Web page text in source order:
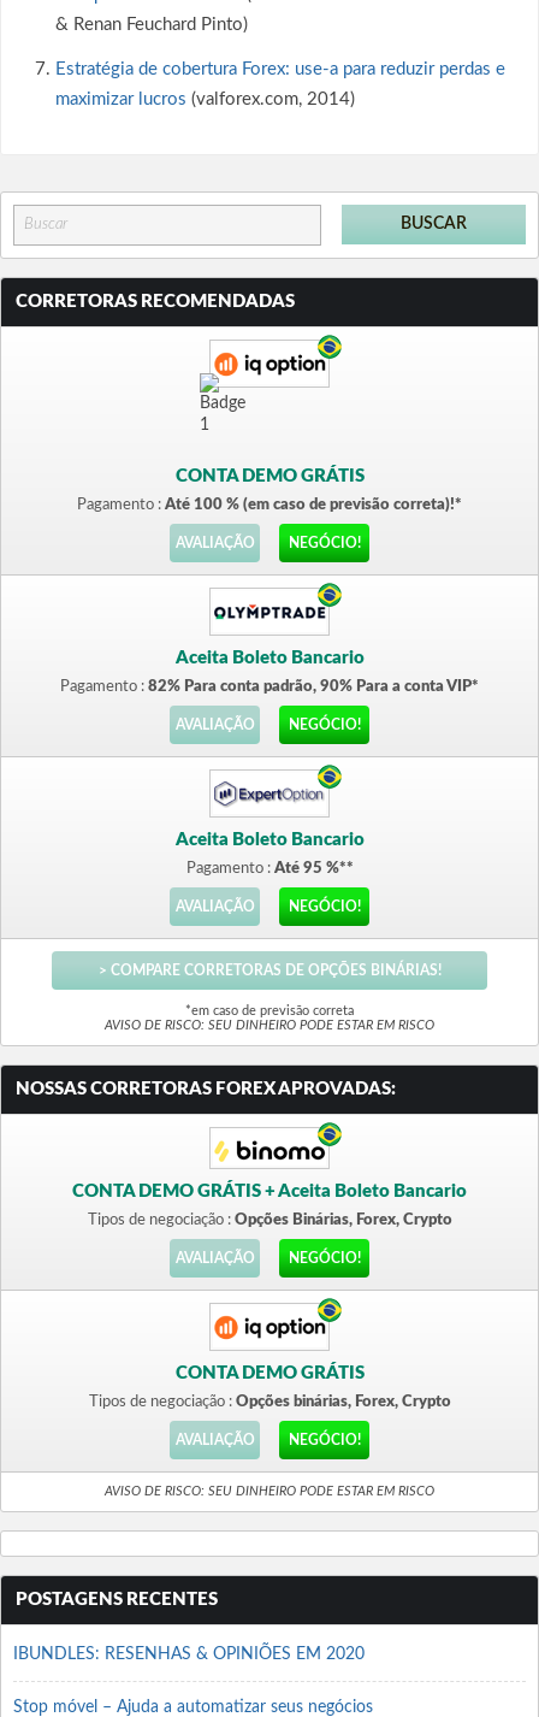
& Renan Feuchard Pinto)
Estratégia de cobertura Forex: use-a para reduzir perdas e
maximizar lucros (valforex.com, 2014)
CORRETORAS RECOMENDADAS
CONTA DEMO GRÁTIS
Pagamento : Até 100 % (em caso de previsão correta)!*
AVALIAÇÃO NEGÓCIO!
Aceita Boleto Bancario
Pagamento : 82% Para conta padrão, 90% Para a conta VIP*
AVALIAÇÃO NEGÓCIO!
Aceita Boleto Bancario
Pagamento : Até 95 %**
AVALIAÇÃO NEGÓCIO!
> COMPARE CORRETORAS DE OPÇÕES BINÁRIAS!
*em caso de previsão correta
AVISO DE RISCO: SEU DINHEIRO PODE ESTAR EM RISCO
NOSSAS CORRETORAS FOREX APROVADAS:
CONTA DEMO GRÁTIS + Aceita Boleto Bancario
Tipos de negociação : Opções Binárias, Forex, Crypto
AVALIAÇÃO NEGÓCIO!
CONTA DEMO GRÁTIS
Tipos de negociação : Opções binárias, Forex, Crypto
AVALIAÇÃO NEGÓCIO!
AVISO DE RISCO: SEU DINHEIRO PODE ESTAR EM RISCO
POSTAGENS RECENTES
IBUNDLES: RESENHAS & OPINIÕES EM 2020
Stop móvel – Ajuda a automatizar seus negócios